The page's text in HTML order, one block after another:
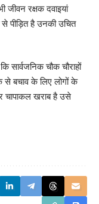
रक्षक दवाइयां
पीड़ित है उनकी उचित
सार्वजनिक चौक चौराहों
से बचाव के लिए लोगों के
चापाकल खराब है उसे